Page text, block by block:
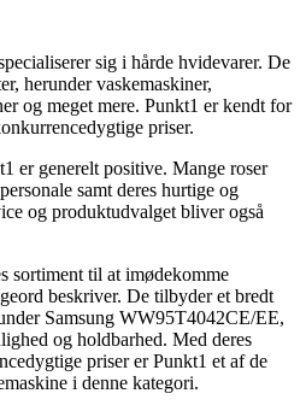
sig i hårde hvidevarer. De
herunder vaskemaskiner,
og meget mere. Punkt1 er kendt for
priser.
er generelt positive. Mange roser
samt deres hurtige og
og produktudvalget bliver også
sortiment til at imødekomme
beskriver. De tilbyder et bredt
Samsung WW95T4042CE/EE,
og holdbarhed. Med deres
priser er Punkt1 et af de
i denne kategori.